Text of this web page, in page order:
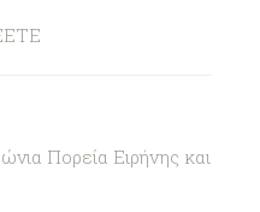
Πορεία Ειρήνης και